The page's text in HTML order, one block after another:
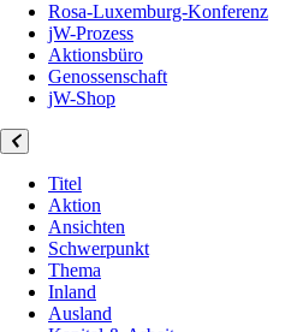
Rosa-Luxemburg-Konferenz
jW-Prozess
Aktionsbüro
Genossenschaft
jW-Shop
Titel
Aktion
Ansichten
Schwerpunkt
Thema
Inland
Ausland